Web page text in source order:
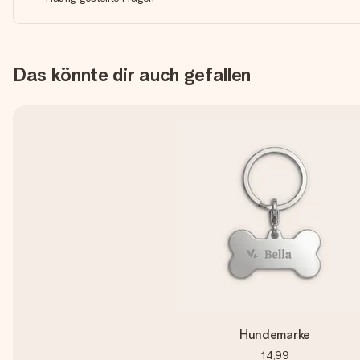
Das könnte dir auch gefallen
Hundemarke
14,99